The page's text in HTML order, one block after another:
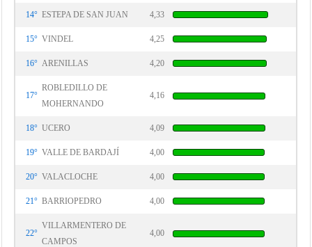
14° ESTEPA DE SAN JUAN 4,33
15° VINDEL 4,25
16° ARENILLAS 4,20
17°
ROBLEDILLO DE
MOHERNANDO
4,16
18° UCERO 4,09
19° VALLE DE BARDAJÍ 4,00
20° VALACLOCHE 4,00
21° BARRIOPEDRO 4,00
22°
VILLARMENTERO DE
CAMPOS
4,00